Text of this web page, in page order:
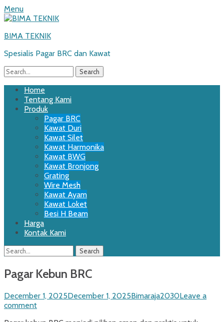
Menu
BIMA TEKNIK
Spesialis Pagar BRC dan Kawat
Search
for:
Primary
Menu
Skip
content
Home
Tentang Kami
Produk
Pagar BRC
Kawat Duri
Kawat Silet
Kawat Harmonika
Kawat BWG
Kawat Bronjong
Grating
Wire Mesh
Kawat Ayam
Kawat Loket
Besi H Beam
Harga
Kontak Kami
Search
Search
for:
Pagar Kebun BRC
Posted
on
December 1, 2025December 1, 2025Author
Bimaraja2030Leave a
comment